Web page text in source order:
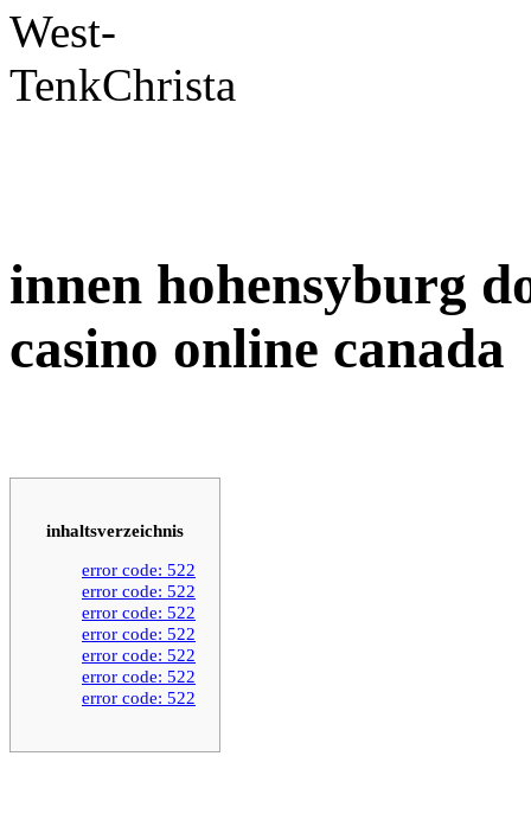
innen hohensyburg
casino online canada
inhaltsverzeichnis
error code: 522
error code: 522
error code: 522
error code: 522
error code: 522
error code: 522
error code: 522